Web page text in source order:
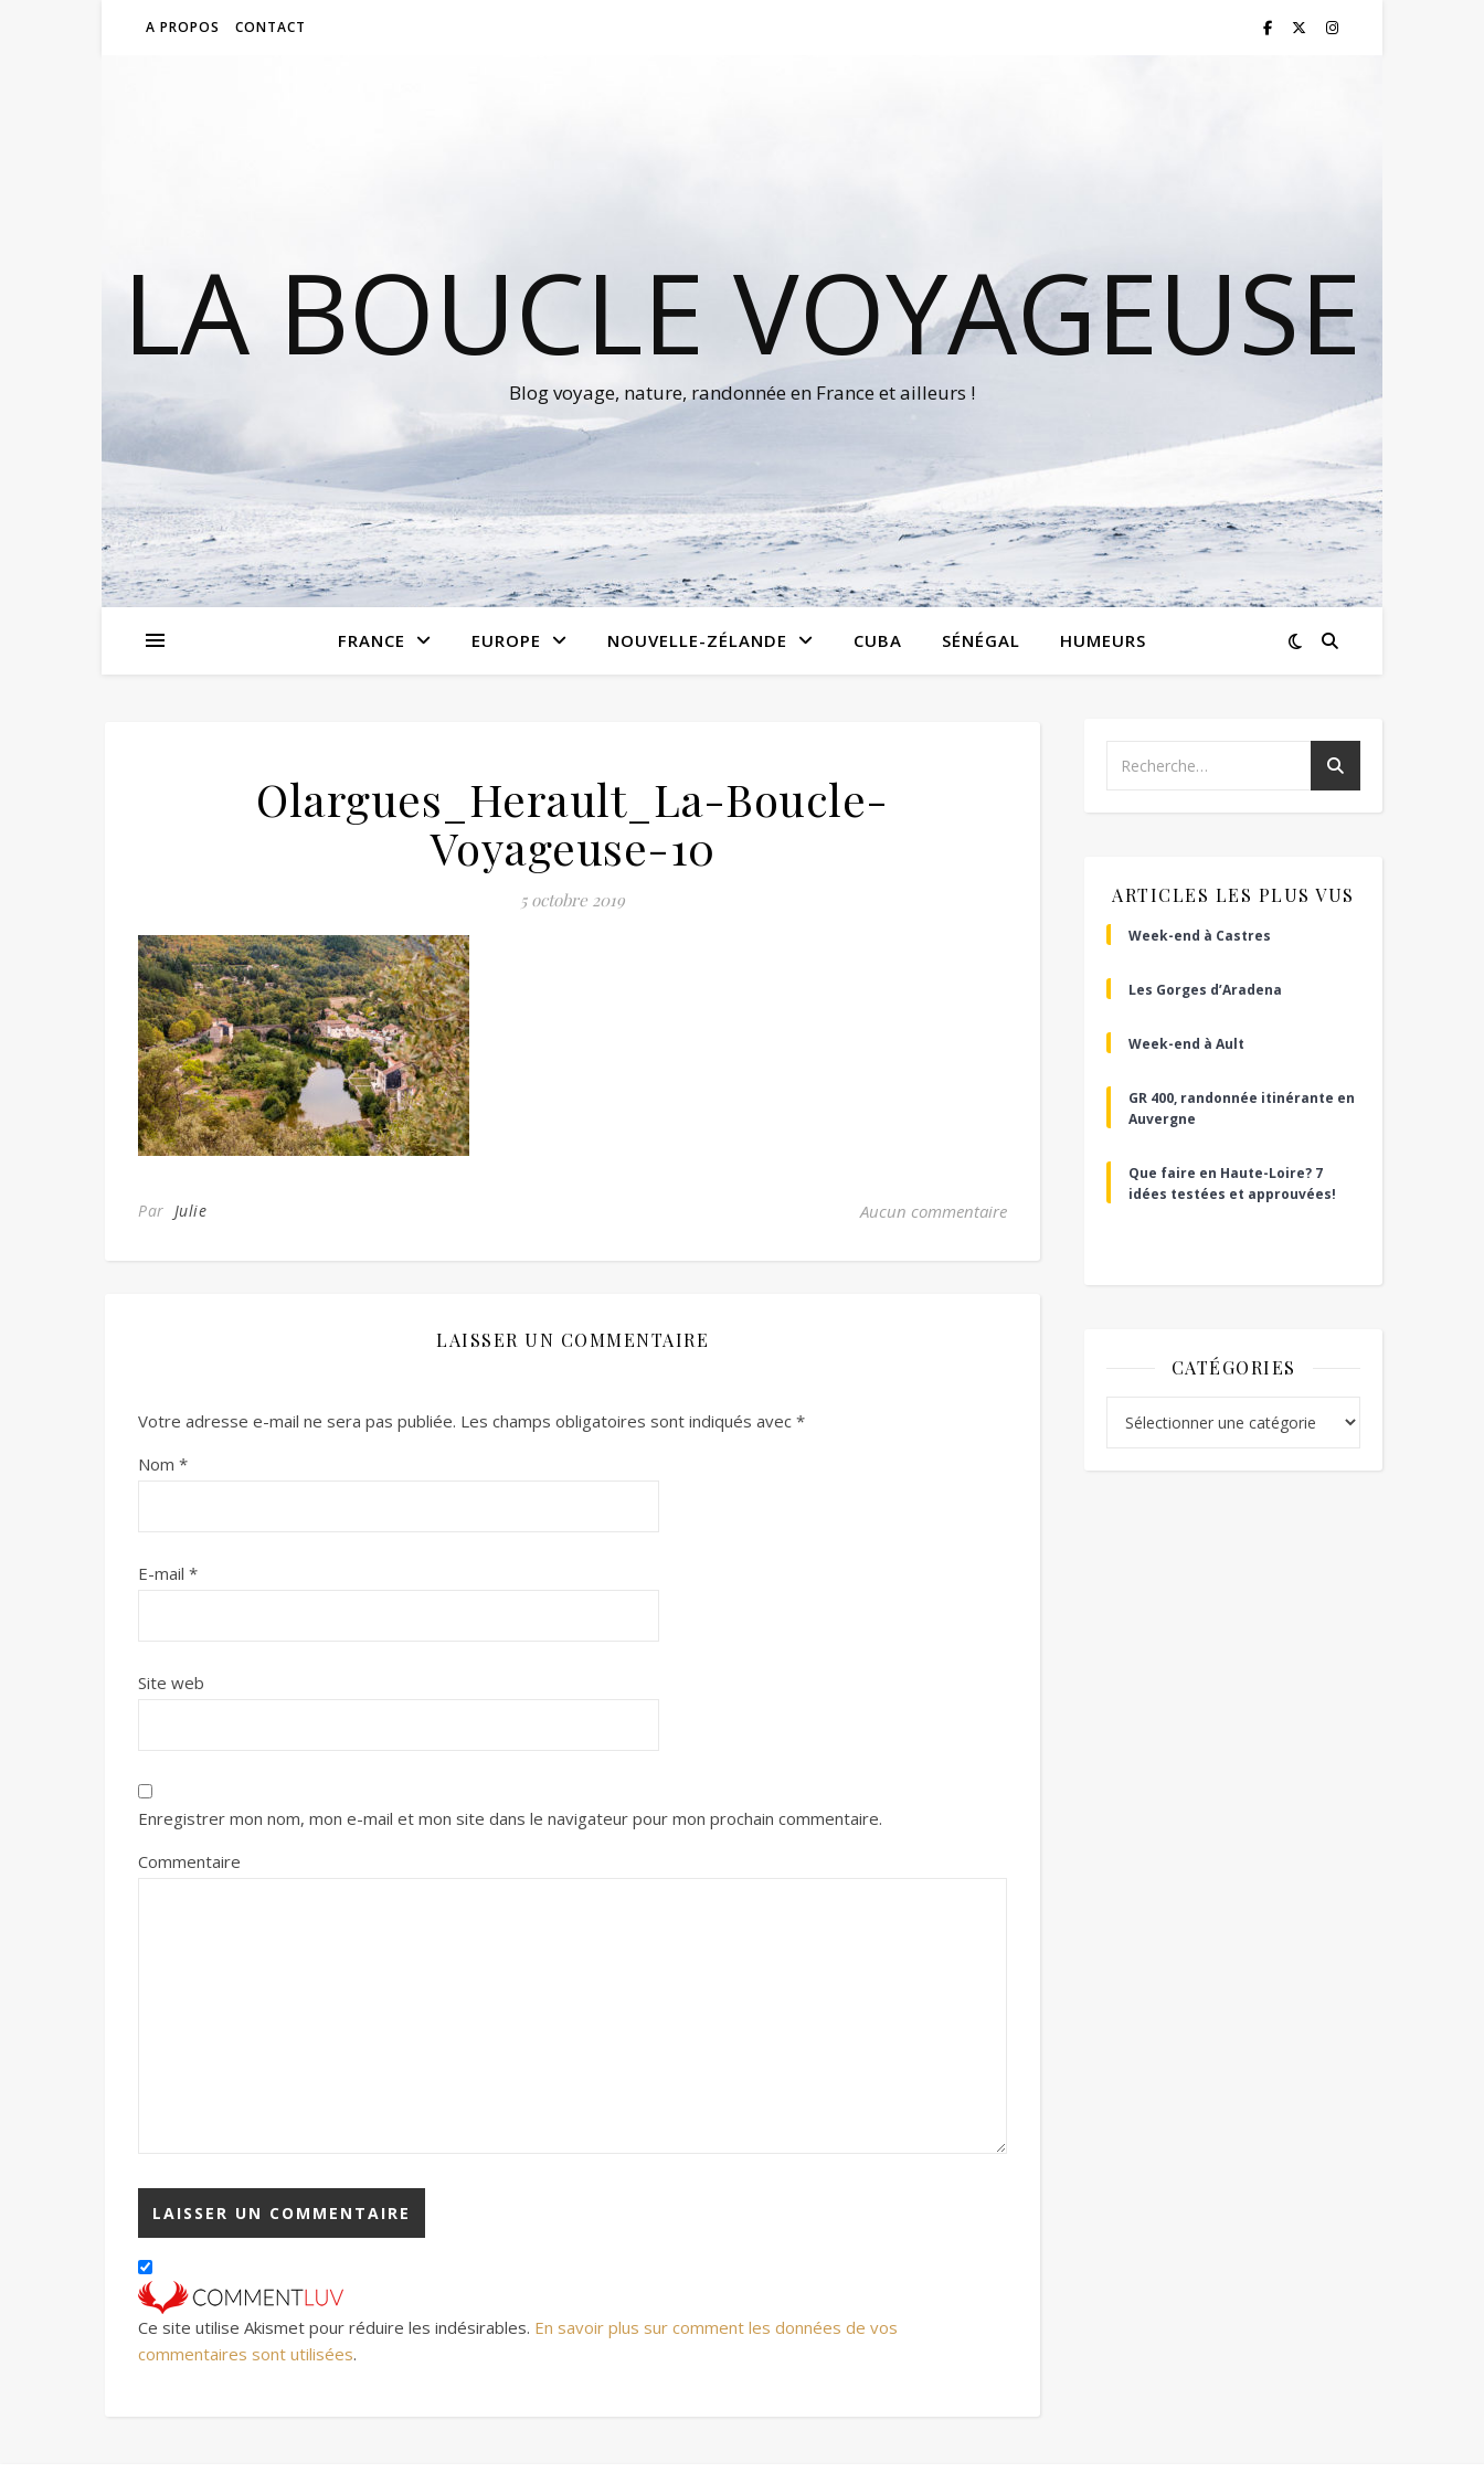
A PROPOS CONTACT
LA BOUCLE VOYAGEUSE
Blog voyage, nature, randonnée en France et ailleurs !
FRANCE EUROPE NOUVELLE-ZÉLANDE CUBA SÉNÉGAL HUMEURS
Olargues_Herault_La-Boucle-
Voyageuse-10
5 octobre 2019
Par Julie Aucun commentaire
LAISSER UN COMMENTAIRE
Votre adresse e-mail ne sera pas publiée. Les champs obligatoires sont indiqués avec *
Nom *
E-mail *
Site web
Enregistrer mon nom, mon e-mail et mon site dans le navigateur pour mon prochain commentaire.
Commentaire
Ce site utilise Akismet pour réduire les indésirables. En savoir plus sur comment les données de vos
commentaires sont utilisées.
ARTICLES LES PLUS VUS
Week-end à Castres
Les Gorges d’Aradena
Week-end à Ault
GR 400, randonnée itinérante en
Auvergne
Que faire en Haute-Loire? 7
idées testées et approuvées!
CATÉGORIES